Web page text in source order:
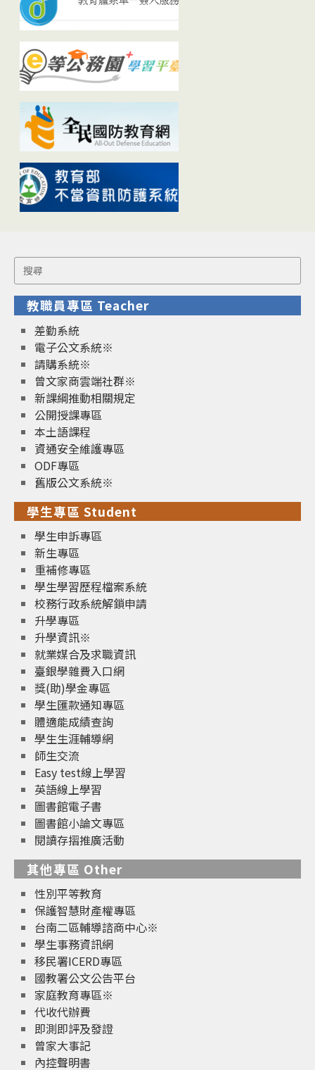
Search
for:
教職員專區 Teacher
差勤系統
電子公文系統※
請購系統※
曾文家商雲端社群※
新課綱推動相關規定
公開授課專區
本土語課程
資通安全維護專區
ODF專區
舊版公文系統※
學生專區 Student
學生申訴專區
新生專區
重補修專區
學生學習歷程檔案系統
校務行政系統解鎖申請
升學專區
升學資訊※
就業媒合及求職資訊
臺銀學雜費入口網
獎(助)學金專區
學生匯款通知專區
體適能成績查詢
學生生涯輔導網
師生交流
Easy test線上學習
英語線上學習
圖書館電子書
圖書館小論文專區
閱讀存摺推廣活動
其他專區 Other
性別平等教育
保護智慧財產權專區
台南二區輔導諮商中心※
學生事務資訊網
移民署ICERD專區
國教署公文公告平台
家庭教育專區※
代收代辦費
即測即評及發證
曾家大事記
內控聲明書